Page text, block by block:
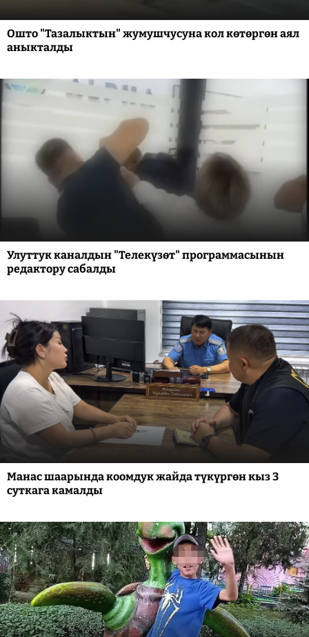
Ошто "Тазалыктын" жумушчусуна кол көтөргөн аял
аныкталды
Улуттук каналдын "Телекүзөт" программасынын
редактору сабалды
Манас шаарында коомдук жайда түкүргөн кыз 3
суткага камалды